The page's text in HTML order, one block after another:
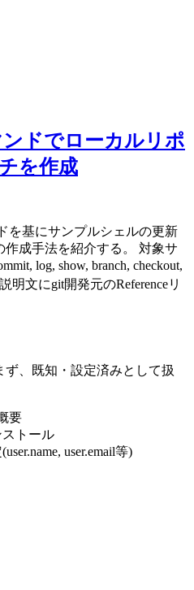
ドでローカルリポ
を作成
を基にサンプルシェルの更新
成手法を紹介する。 対象サ
log, show, branch, checkout,
明文にgit開発元のReferenceリ
、既知・設定済みとして扱
要
トール
user.email等)